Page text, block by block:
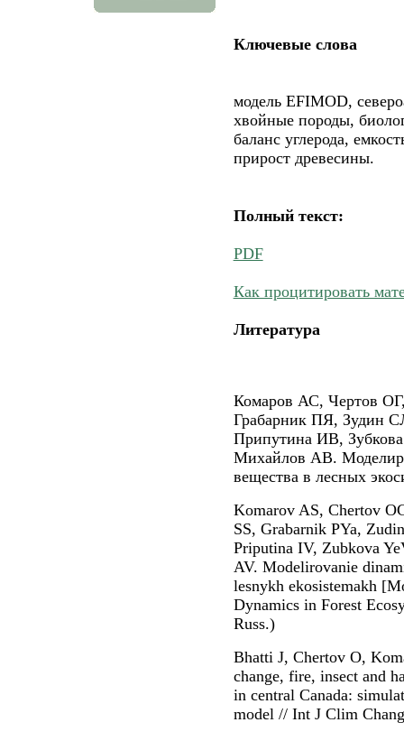
Ключевые слова
модель EFIMOD,
хвойные породы,
баланс углерода,
прирост древесины.
Полный текст:
PDF
Как процитировать
Литература
Комаров АС, Чертов
Грабарник ПЯ, Зудин
Припутина ИВ,
Михайлов АВ.
вещества в лесных
Komarov AS, Chertov
SS, Grabarnik PYa,
Priputina IV, Zubkova
AV. Modelirovanie
lesnykh ekosistemakh
Dynamics in Forest
Russ.)
Bhatti J, Chertov O,
change, fire, insect and
in central Canada:
model // Int J Clim